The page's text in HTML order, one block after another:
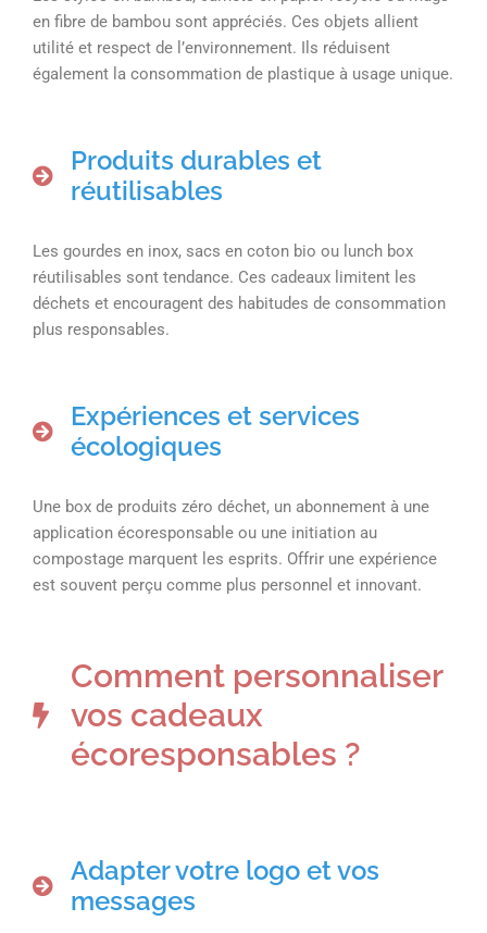
en fibre de bambou sont appréciés. Ces objets allient
utilité et respect de l’environnement. Ils réduisent
également la consommation de plastique à usage unique.
Produits durables et
réutilisables
Les gourdes en inox, sacs en coton bio ou lunch box
réutilisables sont tendance. Ces cadeaux limitent les
déchets et encouragent des habitudes de consommation
plus responsables.
Expériences et services
écologiques
Une box de produits zéro déchet, un abonnement à une
application écoresponsable ou une initiation au
compostage marquent les esprits. Offrir une expérience
est souvent perçu comme plus personnel et innovant.
Comment personnaliser
vos cadeaux
écoresponsables ?
Adapter votre logo et vos
messages